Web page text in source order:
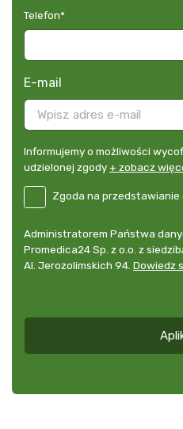
Telefon*
E-mail
Informujemy
o
wycofania
dowolnym
momencie
udzielonej
Informujemy o możliwości
udzielonej zgody+ zobacz
DE
przedstawianie
Zgoda na
Administrator
danych
osobowych
Administratorem Państwa
Promedica24 Sp. z o.o. z
Al. Jerozolimskich 94. Dowiedz